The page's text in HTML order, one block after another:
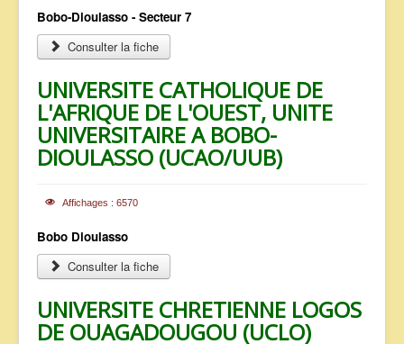
Bobo-Dioulasso - Secteur 7
Consulter la fiche
UNIVERSITE CATHOLIQUE DE
L'AFRIQUE DE L'OUEST, UNITE
UNIVERSITAIRE A BOBO-
DIOULASSO (UCAO/UUB)
Affichages : 6570
Bobo Dioulasso
Consulter la fiche
UNIVERSITE CHRETIENNE LOGOS
DE OUAGADOUGOU (UCLO)